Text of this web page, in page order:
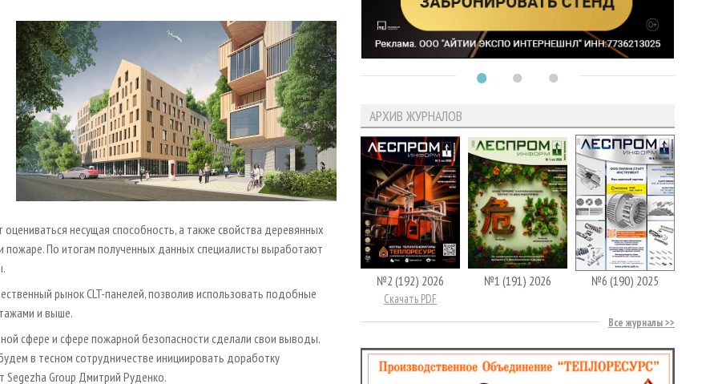
несущая способность, а также свойства деревянных
пожаре. По итогам полученных данных специалисты выработают
рынок CLT-панелей, позволив использовать подобные
и выше.
сфере и сфере пожарной безопасности сделали свои выводы.
в тесном сотрудничестве инициировать доработку
Group Дмитрий Руденко.
АРХИВ ЖУРНАЛОВ
№2 (192) 2026
Скачать PDF
№1 (191) 2026 №6 (190) 2025
Все журналы